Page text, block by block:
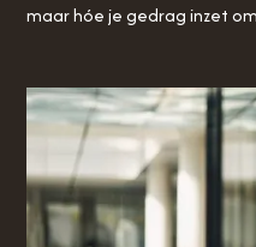
maar hóe je gedrag inzet